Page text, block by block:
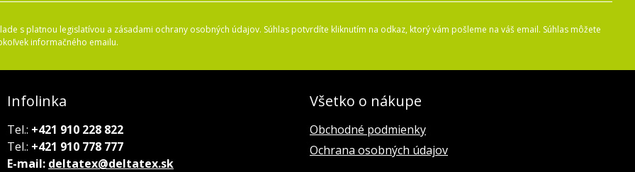
s platnou legislatívou a zásadami ochrany osobných údajov. Súhlas potvrdíte kliknutím na odkaz, ktorý vám pošleme na váš email. Súhlas môžete
informačného emailu.
Infolinka
Tel.: +421 910 228 822
Tel.: +421 910 778 777
E-mail: deltatex@deltatex.sk
Všetko o nákupe
Obchodné podmienky
Ochrana osobných údajov